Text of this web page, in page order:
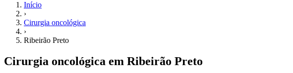
Início
›
Cirurgia oncológica
›
Ribeirão Preto
Cirurgia oncológica em Ribeirão Preto